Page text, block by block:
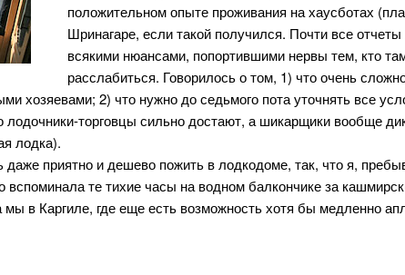
положительном опыте проживания на хаусботах
Шринагаре, если такой получился. Почти все
всякими нюансами, попортившими нервы тем, кто
расслабиться. Говорилось о том, 1) что очень
хозяевами; 2) что нужно до седьмого пота уточнять все
лодочники-торговцы сильно достают, а шикарщики вообще
лодка).
даже приятно и дешево пожить в лодкодоме, так, что я,
вспоминала те тихие часы на водном балкончике за
в Каргиле, где еще есть возможность хотя бы медленно